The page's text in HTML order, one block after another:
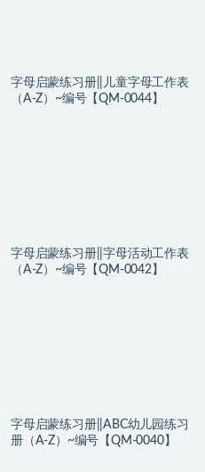
字母启蒙练习册||儿童字母工作表
（A-Z）~编号【QM-0044】
字母启蒙练习册||字母活动工作表
（A-Z）~编号【QM-0042】
字母启蒙练习册||ABC幼儿园练习
册（A-Z）~编号【QM-0040】